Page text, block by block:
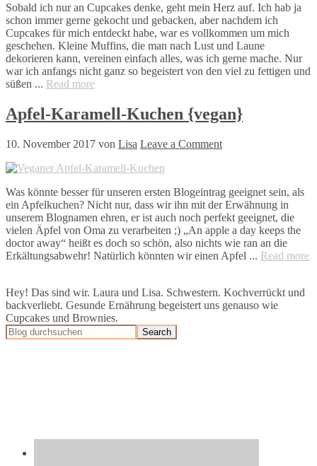
Sobald ich nur an Cupcakes denke, geht mein Herz auf. Ich hab ja
schon immer gerne gekocht und gebacken, aber nachdem ich
Cupcakes für mich entdeckt habe, war es vollkommen um mich
geschehen. Kleine Muffins, die man nach Lust und Laune
dekorieren kann, vereinen einfach alles, was ich gerne mache. Nur
war ich anfangs nicht ganz so begeistert von den viel zu fettigen und
süßen ... Read more
Apfel-Karamell-Kuchen {vegan}
10. November 2017 von Lisa Leave a Comment
Was könnte besser für unseren ersten Blogeintrag geeignet sein, als
ein Apfelkuchen? Nicht nur, dass wir ihn mit der Erwähnung in
unserem Blognamen ehren, er ist auch noch perfekt geeignet, die
vielen Äpfel von Oma zu verarbeiten ;) „An apple a day keeps the
doctor away“ heißt es doch so schön, also nichts wie ran an die
Erkältungsabwehr! Natürlich könnten wir einen Apfel ... Read more
Hey! Das sind wir. Laura und Lisa. Schwestern. Kochverrückt und
backverliebt. Gesunde Ernährung begeistert uns genauso wie
Cupcakes und Brownies.